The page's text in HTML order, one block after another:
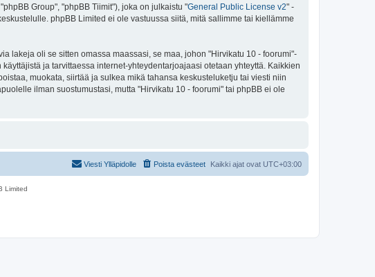
Group", "phpBB Tiimit"), joka on julkaistu "General Public License v2" -
phpBB Limited ei ole vastuussa siitä, mitä sallimme tai kiellämme
lakeja oli se sitten omassa maassasi, se maa, johon "Hirvikatu 10 - foorumi"-
ja tarvittaessa internet-yhteydentarjoajaasi otetaan yhteyttä. Kaikkien
muokata, siirtää ja sulkea mikä tahansa keskusteluketju tai viesti niin
ilman suostumustasi, mutta "Hirvikatu 10 - foorumi" tai phpBB ei ole
Kaikki ajat ovat UTC+03:00
Poista evästeet
Viesti Ylläpidolle
Limited